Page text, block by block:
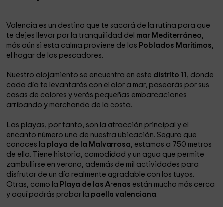
Valencia es un destino que te sacará de la rutina para que
te dejes llevar por la tranquilidad del mar Mediterráneo,
más aún si esta calma proviene de los Poblados Marítimos,
el hogar de los pescadores.
Nuestro alojamiento se encuentra en este distrito 11 , donde
cada día te levantarás con el olor a mar, pasearás por sus
casas de colores y verás pequeñas embarcaciones
arribando y marchando de la costa.
Las playas, por tanto, son la atracción principal y el
encanto número uno de nuestra ubicación. Seguro que
conoces la playa de la Malvarrosa, estamos a 750 metros
de ella. Tiene historia, comodidad y un agua que permite
zambullirse en verano, además de mil actividades para
disfrutar de un día realmente agradable con los tuyos.
Otras, como la Playa de las Arenas están mucho más cerca
y aquí podrás probar la paella valenciana.